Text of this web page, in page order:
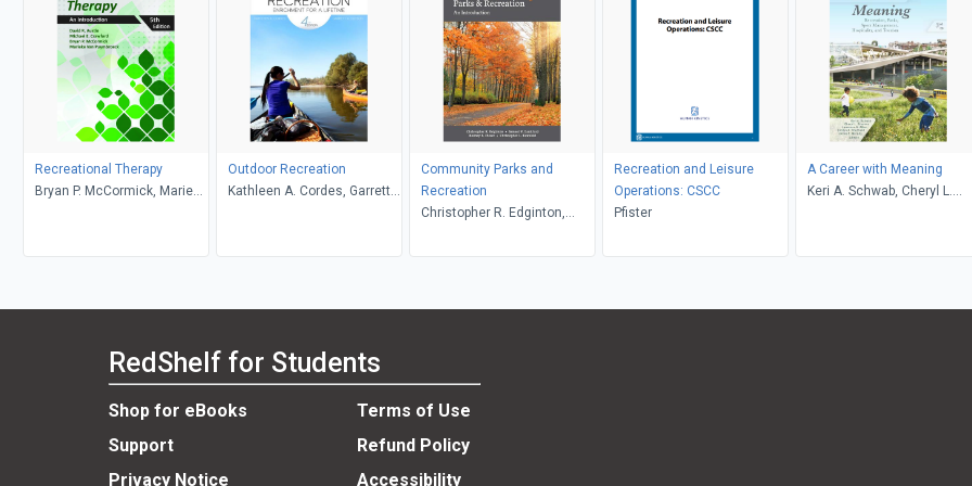
Recreational Therapy
Bryan P. McCormick, Marieke
Outdoor Recreation
Kathleen A. Cordes, Garrett
Community Parks and
Recreation
Christopher R. Edginton,
B. Dieser, Christopher L.
Recreation and Leisure
Operations: CSCC
Pfister
A Career with Meaning
Keri A. Schwab, Cheryl L.
Murphy
RedShelf for Students
Shop for eBooks
Terms of Use
Support
Refund Policy
Privacy Notice
Accessibility